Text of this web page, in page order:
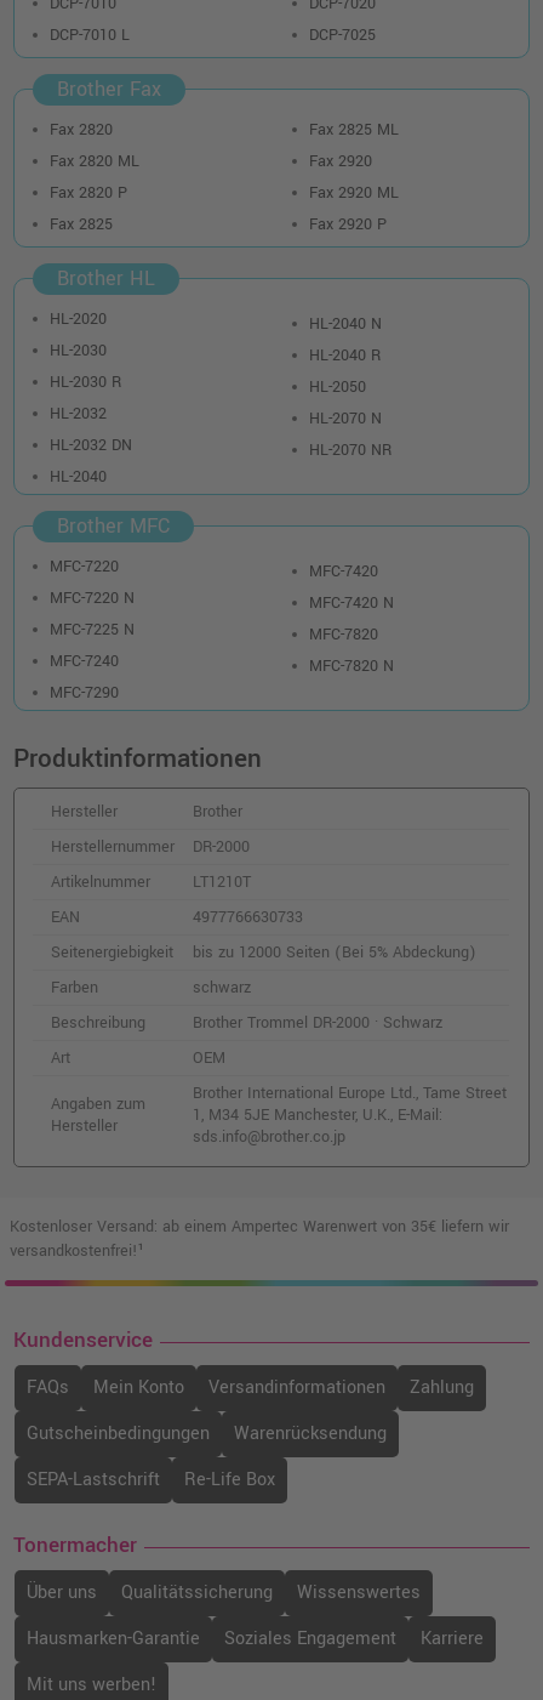
DCP-7010 L
DCP-7025
Brother Fax
Fax 2820
Fax 2820 ML
Fax 2820 P
Fax 2825
Fax 2825 ML
Fax 2920
Fax 2920 ML
Fax 2920 P
Brother HL
HL-2020
HL-2030
HL-2030 R
HL-2032
HL-2032 DN
HL-2040
HL-2040 N
HL-2040 R
HL-2050
HL-2070 N
HL-2070 NR
Brother MFC
MFC-7220
MFC-7220 N
MFC-7225 N
MFC-7240
MFC-7290
MFC-7420
MFC-7420 N
MFC-7820
MFC-7820 N
Produktinformationen
Hersteller
Brother
Herstellernummer
DR-2000
Artikelnummer
LT1210T
EAN
4977766630733
Seitenergiebigkeit
bis zu 12000 Seiten (Bei 5% Abdeckung)
Farben
schwarz
Beschreibung
Brother Trommel DR-2000 · Schwarz
Art
OEM
Angaben zum
Hersteller
Brother International Europe Ltd., Tame Street
1, M34 5JE Manchester, U.K., E-Mail:
sds.info@brother.co.jp
Kostenloser Versand: ab einem Ampertec Warenwert von 35€ liefern wir
versandkostenfrei!¹
Kundenservice
FAQs Mein Konto Versandinformationen
Zahlung
Gutscheinbedingungen
Warenrücksendung
SEPA-Lastschrift
Re-Life Box
Tonermacher
Über uns Qualitätssicherung
Wissenswertes
Hausmarken-Garantie
Soziales Engagement
Karriere
Mit uns werben!